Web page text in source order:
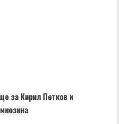
за Кирил Петков и